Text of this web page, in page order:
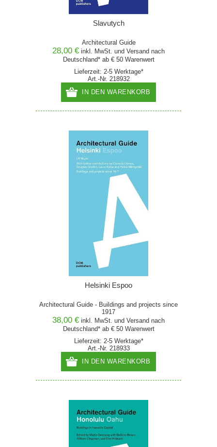
Slavutych
Architectural Guide
28,00 € inkl. MwSt. und Versand nach
Deutschland* ab € 50 Warenwert
Lieferzeit: 2-5 Werktage*
Art.-Nr. 218932
IN DEN WARENKORB
Helsinki Espoo
Architectural Guide - Buildings and projects since
1917
38,00 € inkl. MwSt. und Versand nach
Deutschland* ab € 50 Warenwert
Lieferzeit: 2-5 Werktage*
Art.-Nr. 218933
IN DEN WARENKORB